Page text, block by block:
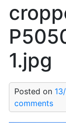
1.jpg
Posted on
comments